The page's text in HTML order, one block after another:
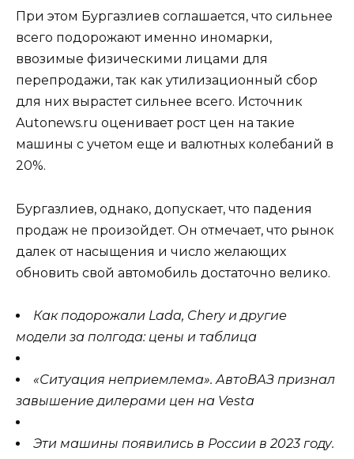
При этом Бургазлиев соглашается, что сильнее
всего подорожают именно иномарки,
ввозимые физическими лицами для
перепродажи, так как утилизационный сбор
для них вырастет сильнее всего. Источник
Autonews.ru оценивает рост цен на такие
машины с учетом еще и валютных колебаний в
20%.
Бургазлиев, однако, допускает, что падения
продаж не произойдет. Он отмечает, что рынок
далек от насыщения и число желающих
обновить свой автомобиль достаточно велико.
Как подорожали Lada, Chery и другие
модели за полгода: цены и таблица
«Ситуация неприемлема». АвтоВАЗ признал
завышение дилерами цен на Vesta
Эти машины появились в России в 2023 году.